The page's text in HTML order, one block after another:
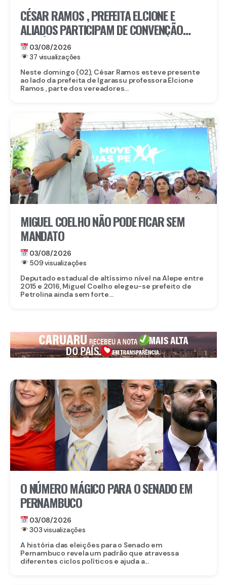
CÉSAR RAMOS , PREFEITA ELCIONE E
ALIADOS PARTICIPAM DE CONVENÇÃO
HISTÓRICA DE RAQUEL LYRA
03/08/2026
37 visualizações
Neste domingo (02), César Ramos esteve presente
ao lado da prefeita de Igarassu professora Elcione
Ramos , parte dos vereadores...
MIGUEL COELHO NÃO PODE FICAR SEM
MANDATO
03/08/2026
509 visualizações
Deputado estadual de altíssimo nível na Alepe entre
2015 e 2016, Miguel Coelho elegeu-se prefeito de
Petrolina ainda sem forte...
O NÚMERO MÁGICO PARA O SENADO EM
PERNAMBUCO
03/08/2026
303 visualizações
A história das eleições para o Senado em
Pernambuco revela um padrão que atravessa
diferentes ciclos políticos e ajuda a...